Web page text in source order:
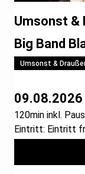
Umsonst &
09.08.2026
120min inkl.
Eintritt: Eintritt
Umsonst &
Big Band